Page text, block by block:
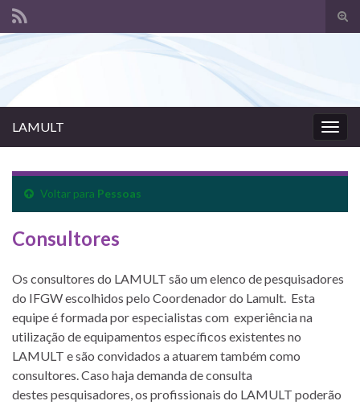
LAMULT
Voltar para Pessoas
Consultores
Os consultores do LAMULT são um elenco de pesquisadores
do IFGW escolhidos pelo Coordenador do Lamult. Esta
equipe é formada por especialistas com experiência na
utilização de equipamentos específicos existentes no
LAMULT e são convidados a atuarem também como
consultores. Caso haja demanda de consulta
destes pesquisadores, os profissionais do LAMULT poderão